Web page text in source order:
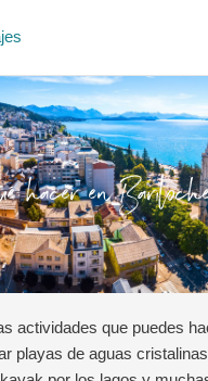
hacer en
actividades que puedes
playas de aguas